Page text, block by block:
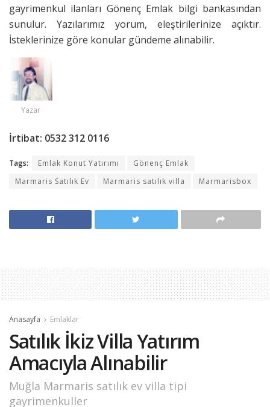
gayrimenkul ilanları Gönenç Emlak bilgi bankasından
sunulur. Yazılarımız yorum, eleştirilerinize açıktır.
İsteklerinize göre konular gündeme alınabilir.
Yazar
İrtibat: 0532 312 0116
Tags: Emlak Konut Yatırımı
Gönenç Emlak
Marmaris Satılık Ev
Marmaris satılık villa Marmarisbox
Anasayfa Emlaklar
Satılık İkiz Villa Yatırım
Amacıyla Alınabilir
Muğla Marmaris satılık ev villa tipi
gayrimenkuller